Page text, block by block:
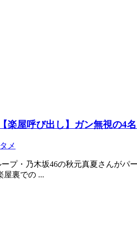
楽屋呼び出し】ガン無視の4
メ
プ・乃木坂46の秋元真夏さんが
屋裏での ...